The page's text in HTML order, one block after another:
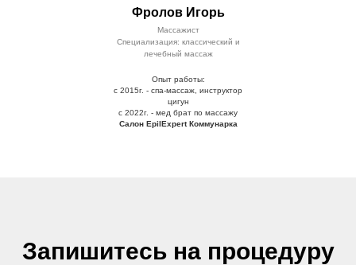
Фролов Игорь
Массажист
Специализация: классический и
лечебный массаж
Опыт работы:
с 2015г. - спа-массаж, инструктор
цигун
с 2022г. - мед брат по массажу
Салон EpilExpert Коммунарка
Запишитесь на процедуру